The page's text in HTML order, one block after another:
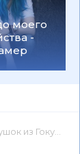
моего
-
Свами Прабхупада 📕 - Книга онлайн бесплатно